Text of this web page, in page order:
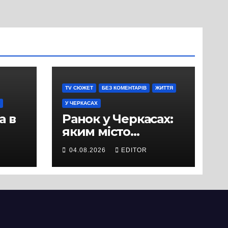
в
TV СЮЖЕТ БЕЗ КОМЕНТАРІВ ЖИТТЯ
У ЧЕРКАСАХ
Ранок у Черкасах:
яким місто
зустрічає новий
день
04.08.2026 EDITOR